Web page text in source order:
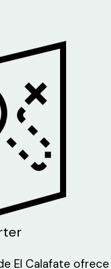
El Calafate ofrece